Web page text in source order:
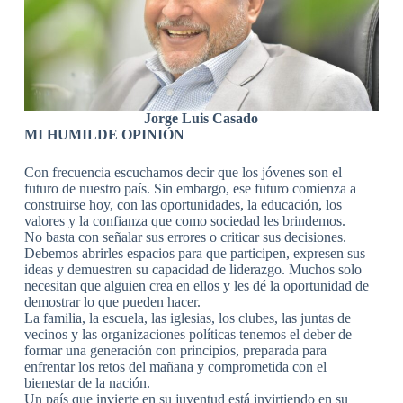
Jorge Luis Casado
MI HUMILDE OPINIÓN
Con frecuencia escuchamos decir que los jóvenes son el
futuro de nuestro país. Sin embargo, ese futuro comienza a
construirse hoy, con las oportunidades, la educación, los
valores y la confianza que como sociedad les brindemos.
No basta con señalar sus errores o criticar sus decisiones.
Debemos abrirles espacios para que participen, expresen sus
ideas y demuestren su capacidad de liderazgo. Muchos solo
necesitan que alguien crea en ellos y les dé la oportunidad de
demostrar lo que pueden hacer.
La familia, la escuela, las iglesias, los clubes, las juntas de
vecinos y las organizaciones políticas tenemos el deber de
formar una generación con principios, preparada para
enfrentar los retos del mañana y comprometida con el
bienestar de la nación.
Un país que invierte en su juventud está invirtiendo en su